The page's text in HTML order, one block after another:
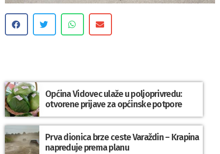
Općina Vidovec ulaže u poljoprivredu:
otvorene prijave za općinske potpore
Prva dionica brze ceste Varaždin – Krapina
napreduje prema planu